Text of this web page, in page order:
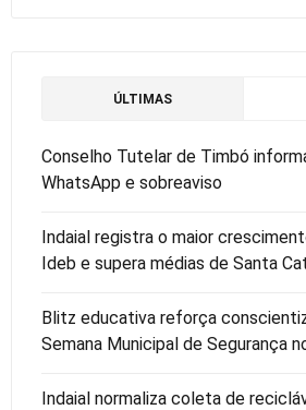
ÚLTIMAS
Conselho Tutelar de Timbó
WhatsApp e sobreaviso
Indaial registra o maior
Ideb e supera médias de Santa
Blitz educativa reforça
Semana Municipal de Segurança
Indaial normaliza coleta de